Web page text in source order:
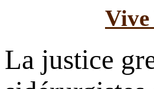
La justice